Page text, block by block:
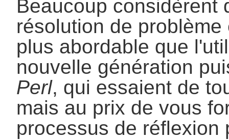
Beaucoup considèrent
résolution de
plus abordable que
nouvelle génération
Perl, qui essaient de
mais au prix de vous
processus de réflexion